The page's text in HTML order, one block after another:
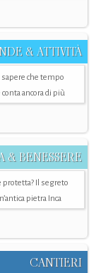
& ATTIVITÀ
che tempo
ancora di più
& BENESSERE
protetta? Il segreto
pietra Inca
CANTIERI